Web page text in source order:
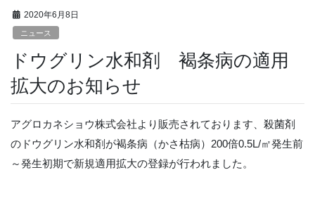
2020年6月8日
ニュース
ドウグリン水和剤 褐条病の適用
拡大のお知らせ
アグロカネショウ株式会社より販売されております、殺菌剤
のドウグリン水和剤が褐条病（かさ枯病）200倍0.5L/㎡発生前
～発生初期で新規適用拡大の登録が行われました。